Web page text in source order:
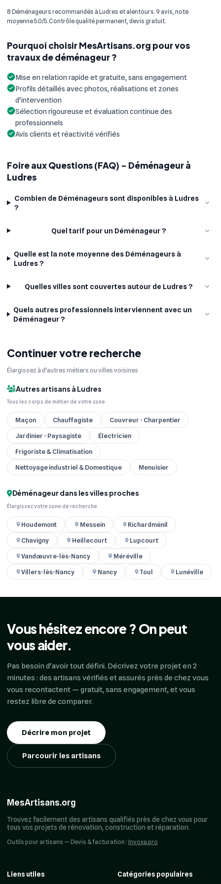
8 Déménageurs recommandés à Ludres et alentours. 9 avis, note
moyenne 5.0/5. Contrôle qualité permanent, devis gratuit.
Pourquoi choisir MesArtisans.org pour vos
travaux de déménageur ?
Mise en relation rapide et gratuite, sans engagement
Profils détaillés avec photos, réalisations et zones
d'intervention
Sélection rigoureuse et évaluation continue des
professionnels
Avis clients et réactivité vérifiés
Foire aux Questions (FAQ) - Déménageur à
Ludres
Combien de Déménageurs sont disponibles à Ludres
?
Quel tarif pour un Déménageur ?
Quelle est la note moyenne des Déménageurs à
Ludres ?
Quelles villes sont couvertes autour de Ludres ?
Quels autres professionnels interviennent avec un
Déménageur ?
Continuer votre recherche
Élargissez à d'autres métiers ou villes voisines
Autres artisans à Ludres
Tous les corps de métier de votre zone
Maçon Chauffagiste
Couvreur - Charpentier
Jardinier - Paysagiste
Électricien
Frigoriste & Climatisation
Nettoyage industriel & Domestique
Menuisier
Déménageur dans les villes proches
Élargissez votre zone de recherche
Houdemont Messein
Richardménil
Chavigny
Heillecourt
Lupcourt
Vandœuvre-lès-Nancy
Méréville
Villers-lès-Nancy
Nancy Toul Lunéville
Vous hésitez encore ? On peut
vous aider.
Pas besoin d'avoir tout défini. Décrivez votre projet en 2
minutes : des artisans vérifiés et assurés près de chez vous
vous recontactent — gratuit, sans engagement, et vous
restez libre de comparer.
Décrire mon projet
Parcourir les artisans
MesArtisans.org
Trouvez facilement des artisans qualifiés près de chez vous pour
tous vos projets de rénovation, construction et réparation.
Outils pour artisans — Devis & facturation : Invoxa.pro
Liens utiles
Catégories populaires